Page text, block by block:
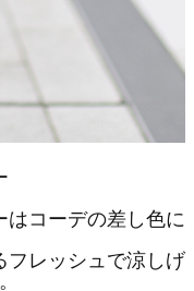
コーデの差し色に
フレッシュで涼しげ